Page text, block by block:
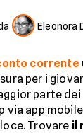
Eleonora
corrente
per i
parte dei
via app
Trovare il